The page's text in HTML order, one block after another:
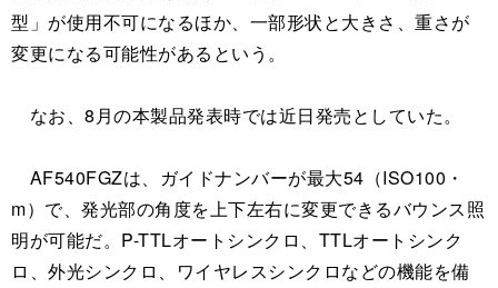
型」が使用不可になるほか、一部形状と大きさ、重さが
変更になる可能性があるという。
なお、8月の本製品発表時では近日発売としていた。
AF540FGZは、ガイドナンバーが最大54（ISO100・
m）で、発光部の角度を上下左右に変更できるバウンス照
明が可能だ。P-TTLオートシンクロ、TTLオートシンク
ロ、外光シンクロ、ワイヤレスシンクロなどの機能を備